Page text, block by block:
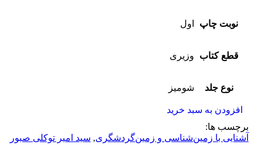
نوبت چاپ اول
قطع کتاب وزیری
نوع جلد شومیز
افزودن به سبد خرید
برچسب ها:
آشنایی با زمین‌‌شناسی و زمین‌گردشگری, سید امیر توکلی صبور